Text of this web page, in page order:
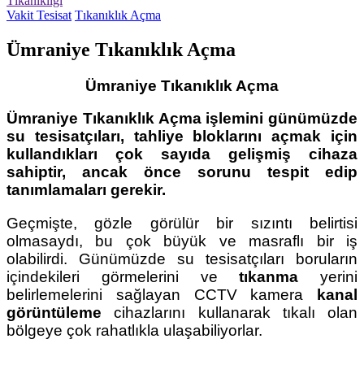
Vakit Tesisat Tıkanıklık Açma
Ümraniye Tıkanıklık Açma
Ümraniye Tıkanıklık Açma
Ümraniye Tıkanıklık Açmaişlemini günümüzde
su tesisatçıları, tahliye bloklarını açmak için
kullandıkları çok sayıda gelişmiş cihaza
sahiptir, ancak önce sorunu tespit edip
tanımlamaları gerekir.
Geçmişte, gözle görülür bir sızıntı belirtisi
olmasaydı, bu çok büyük ve masraflı bir iş
olabilirdi. Günümüzde su tesisatçıları boruların
içindekileri görmelerini ve tıkanma yerini
belirlemelerini sağlayan CCTV kamera
kanal
görüntülemecihazlarını kullanarak tıkalı olan
bölgeye çok rahatlıkla ulaşabiliyorlar.